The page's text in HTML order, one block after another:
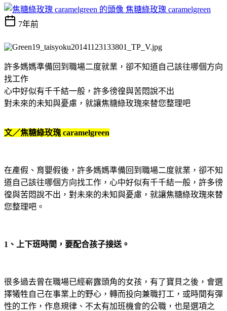
焦糖綠玫瑰 caramelgreen
7年前
許多媽媽準備回到職場二度就業，卻不知道自己該往哪個方向
找工作
心中好似有千千結一般，許多徬徨與苦悶說不出
對未來的未知與憂慮，就讓焦糖綠玫瑰來替您整理吧
文／焦糖綠玫瑰 caramelgreen
在產假、育嬰假後，許多媽媽準備回到職場二度就業，卻不知
道自己該往哪個方向找工作，心中好似有千千結一般，許多徬
徨與苦悶說不出，對未來的未知與憂慮，就讓焦糖綠玫瑰來替
您整理吧。
1 、上下班時間，要配合孩子接送。
很多過去曾在職場已經嶄露頭角的女孩，有了寶貝之後，會選
擇犧牲自己在事業上的野心，轉而投向兼職打工，或時間有彈
性的工作，作息規律、不太有加班機會的公職，也是選項之